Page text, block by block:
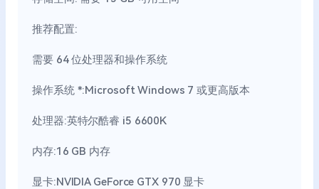
推荐配置:
需要 64 位处理器和操作系统
操作系统 *:Microsoft Windows 7 或更高版本
处理器:英特尔酷睿 i5 6600K
内存:16 GB 内存
显卡:NVIDIA GeForce GTX 970 显卡